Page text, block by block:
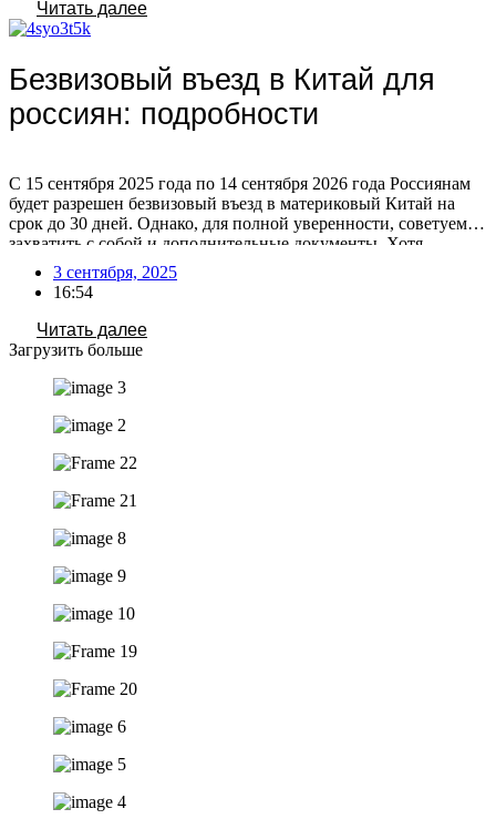
Читать далее
Безвизовый въезд в Китай для
россиян: подробности
С 15 сентября 2025 года по 14 сентября 2026 года Россиянам
будет разрешен безвизовый въезд в материковый Китай на
срок до 30 дней. Однако, для полной уверенности, советуем
захватить с собой и дополнительные документы. Хотя
официальных данных о сроках действия российского
загранпаспорта для безвизового въезда в Китай не
публиковалось, общие требования к въезду предполагают, что
3 сентября, 2025
16:54
Читать далее
Загрузить больше